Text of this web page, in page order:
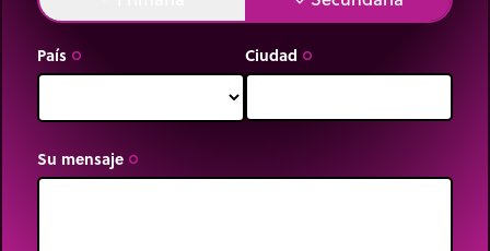
País trip_origin Ciudad trip_origin
Su mensaje trip_origin